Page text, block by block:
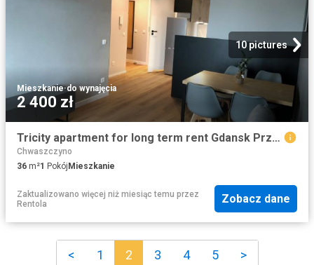
10 pictures
Mieszkanie·do wynajęcia
2 400 zł
Tricity apartment for long term rent Gdansk Przymorze
Chwaszczyno
36 m²1 PokójMieszkanie
Zaktualizowano więcej niż miesiąc temu przez
Rentola
Zobacz dane
< 1 2 3 4 5 >